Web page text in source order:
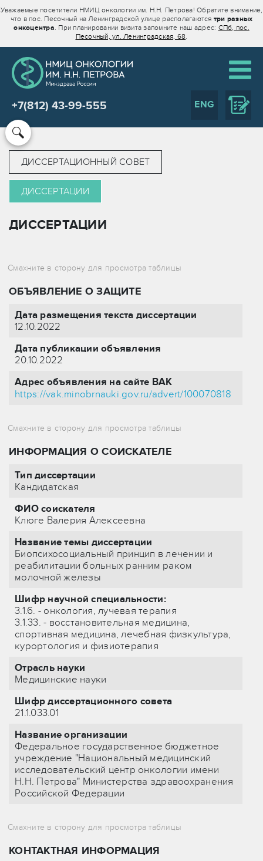
Уважаемые посетители НМИЦ онкологии им. Н.Н. Петрова! Обратите внимание,
что в пос. Песочный на Ленинградской улице располагаются три разных
онкоцентра. При планировании визита запомните наш адрес: СПб, пос.
Песочный, ул. Ленинградская, 68.
+7(812) 43-99-555 ENG
ДИССЕРТАЦИОННЫЙ СОВЕТ
ДИССЕРТАЦИИ
ДИССЕРТАЦИИ
ОБЪЯВЛЕНИЕ О ЗАЩИТЕ
Дата размещения текста диссертации
12.10.2022
Дата публикации объявления
20.10.2022
Адрес объявления на сайте ВАК
https://vak.minobrnauki.gov.ru/advert/100070818
ИНФОРМАЦИЯ О СОИСКАТЕЛЕ
Тип диссертации
Кандидатская
ФИО соискателя
Клюге Валерия Алексеевна
Название темы диссертации
Биопсихосоциальный принцип в лечении и
реабилитации больных ранним раком
молочной железы
Шифр научной специальности:
3.1.6. - онкология, лучевая терапия
3.1.33. - восстановительная медицина,
спортивная медицина, лечебная физкультура,
курортология и физиотерапия
Отрасль науки
Медицинские науки
Шифр диссертационного совета
21.1.033.01
Название организации
Федеральное государственное бюджетное
учреждение "Национальный медицинский
исследовательский центр онкологии имени
Н.Н. Петрова" Министерства здравоохранения
Российской Федерации
КОНТАКТНАЯ ИНФОРМАЦИЯ